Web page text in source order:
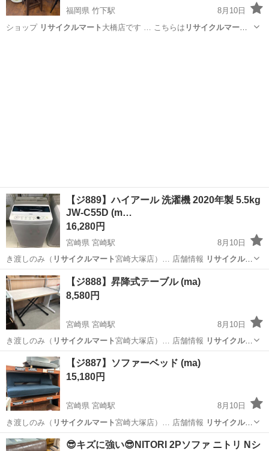
福岡県 竹下駅
8月10日
ショップ リサイクルマート 大橋店です … こちらは リサイクルマート
【ジ889】ハイアール 洗濯機 2020年製 5.5kg
JW-C55D (m…
16,280円
宮崎県 宮崎駅
8月10日
き渡しのみ（ リサイクルマート宮崎大塚店）… 店舗情報 リサイクルマ
ート宮崎大塚店 …
宮崎 宮崎市 宮崎駅 生活家電
【ジ888】昇降式テーブル (ma)
8,580円
宮崎県 宮崎駅
8月10日
き渡しのみ（ リサイクルマート宮崎大塚店）… 店舗情報 リサイクルマ
ート宮崎大塚店 …
宮崎 宮崎市 宮崎駅 d払い
【ジ887】ソファーベッド (ma)
15,180円
宮崎県 宮崎駅
8月10日
き渡しのみ（ リサイクルマート宮崎大塚店）… 店舗情報 リサイクルマ
ート宮崎大塚店 …
宮崎 宮崎市 宮崎駅 ソファ
😎キズに強い😎NITORI 2Pソファ ニトリ Nシ